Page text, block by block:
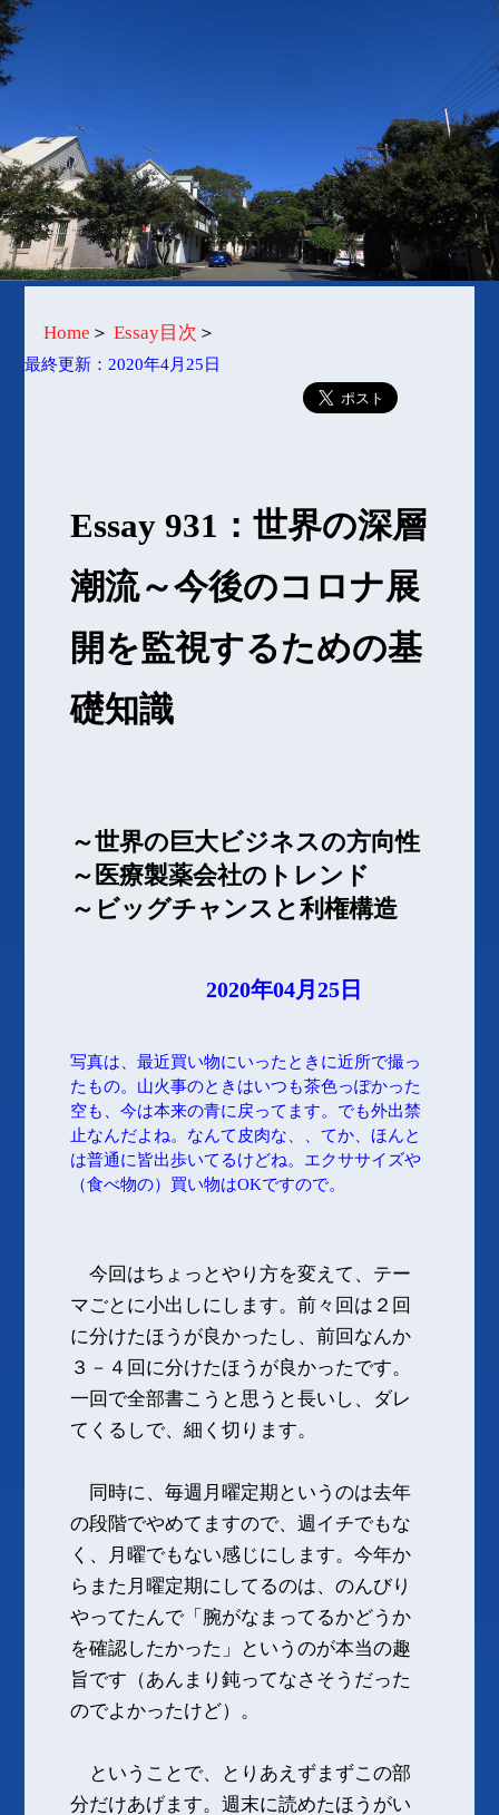
Home ＞ Essay目次 ＞
最終更新：2020年4月25日
Essay 931：世界の深層
潮流～今後のコロナ展
開を監視するための基
礎知識
～世界の巨大ビジネスの方向性
～医療製薬会社のトレンド
～ビッグチャンスと利権構造
2020年04月25日
写真は、最近買い物にいったときに近所で撮っ
たもの。山火事のときはいつも茶色っぽかった
空も、今は本来の青に戻ってます。でも外出禁
止なんだよね。なんて皮肉な、、てか、ほんと
は普通に皆出歩いてるけどね。エクササイズや
（食べ物の）買い物はOKですので。
今回はちょっとやり方を変えて、テー
マごとに小出しにします。前々回は２回
に分けたほうが良かったし、前回なんか
３－４回に分けたほうが良かったです。
一回で全部書こうと思うと長いし、ダレ
てくるしで、細く切ります。
同時に、毎週月曜定期というのは去年
の段階でやめてますので、週イチでもな
く、月曜でもない感じにします。今年か
らまた月曜定期にしてるのは、のんびり
やってたんで「腕がなまってるかどうか
を確認したかった」というのが本当の趣
旨です（あんまり鈍ってなさそうだった
のでよかったけど）。
ということで、とりあえずまずこの部
分だけあげます。週末に読めたほうがい